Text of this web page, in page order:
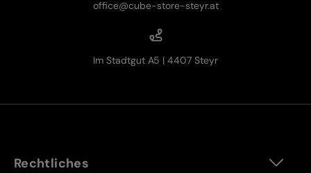
office@cube-store-steyr.at
Im Stadtgut A5 | 4407 Steyr
Rechtliches